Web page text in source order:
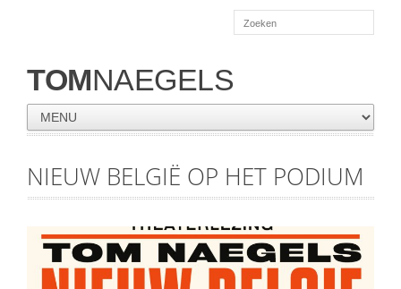
TOMNAEGELS
NIEUW BELGIË OP HET PODIUM